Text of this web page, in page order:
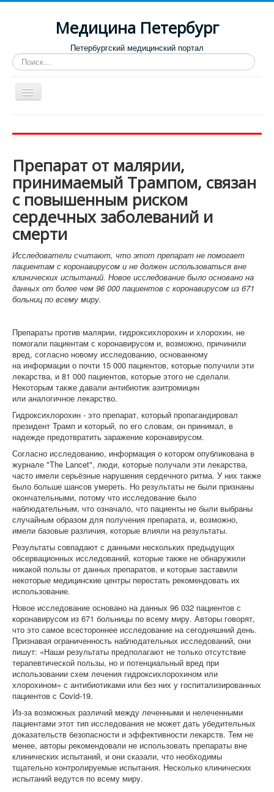
Медицина Петербург
Петербургский медицинский портал
Искать...
Toggle
Navigation
Роддома и женские консультации
Диспансеры
Лучшие клиники по направлениям
Отзывы о медицинских учреждениях
Препарат от малярии,
принимаемый Трампом, связан
с повышенным риском
сердечных заболеваний и
смерти
Исследователи считают, что этот препарат не помогает
пациентам с коронавирусом и не должен использоваться вне
клинических испытаний. Новое исследование было основано на
данных от более чем 96 000 пациентов с коронавирусом из 671
больниц по всему миру.
Препараты против малярии, гидроксихлорохин и хлорохин, не
помогали пациентам с коронавирусом и, возможно, причинили
вред, согласно новому исследованию, основанному
на информации о почти 15 000 пациентов, которые получили эти
лекарства, и 81 000 пациентов, которые этого не сделали.
Некоторым также давали антибиотик азитромицин
или аналогичное лекарство.
Гидроксихлорохин - это препарат, который пропагандировал
президент Трамп и который, по его словам, он принимал, в
надежде предотвратить заражение коронавирусом.
Согласно исследованию, информация о котором опубликована в
журнале "The Lancet", люди, которые получали эти лекарства,
часто имели серьёзные нарушения сердечного ритма. У них также
было больше шансов умереть. Но результаты не были признаны
окончательными, потому что исследование было
наблюдательным, что означало, что пациенты не были выбраны
случайным образом для получения препарата, и, возможно,
имели базовые различия, которые влияли на результаты.
Результаты совпадают с данными нескольких предыдущих
обсервационных исследований, которые также не обнаружили
никакой пользы от данных препаратов, и которые заставили
некоторые медицинские центры перестать рекомендовать их
использование.
Новое исследование основано на данных 96 032 пациентов с
коронавирусом из 671 больницы по всему миру. Авторы говорят,
что это самое всестороннее исследование на сегодняшний день.
Признавая ограниченность наблюдательных исследований, они
пишут: «Наши результаты предполагают не только отсутствие
терапевтической пользы, но и потенциальный вред при
использовании схем лечения гидроксихлорохином или
хлорохином» с антибиотиками или без них у госпитализированных
пациентов с Covid-19.
Из-за возможных различий между леченными и нелеченными
пациентами этот тип исследования не может дать убедительных
доказательств безопасности и эффективности лекарств. Тем не
менее, авторы рекомендовали не использовать препараты вне
клинических испытаний, и они сказали, что необходимы
тщательно контролируемые испытания. Несколько клинических
испытаний ведутся по всему миру.